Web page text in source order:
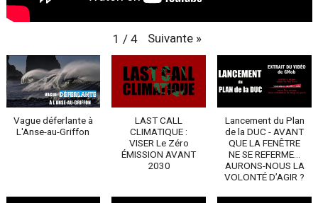
1 / 4 Suivante »
Vague déferlante à
L'Anse-au-Griffon
LAST CALL
CLIMATIQUE :
VISER Le Zéro
ÉMISSION AVANT
2030
Lancement du Plan
de la DUC - AVANT
QUE LA FENÊTRE
NE SE REFERME...
AURONS-NOUS LA
VOLONTÉ D’AGIR ?